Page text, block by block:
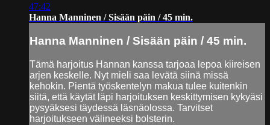
47:42
Hanna Manninen / Sisään päin / 45 min.
Hanna Manninen / Sisään päin / 45 min.
Tämä harjoitus Hannan kanssa tarjoaa lepoa kiireisen
arjen keskelle. Nyt mieli saa levätä siinä missä
kehokin. Pientä työskentelyn makua tulee kuitenkin
siitä, että käytät läpi harjoituksen keskittymisen kykyäsi
pysyäksesi täydessä läsnäolossa. Tarvitset
harjoitukseen välineeksi bolsterin.